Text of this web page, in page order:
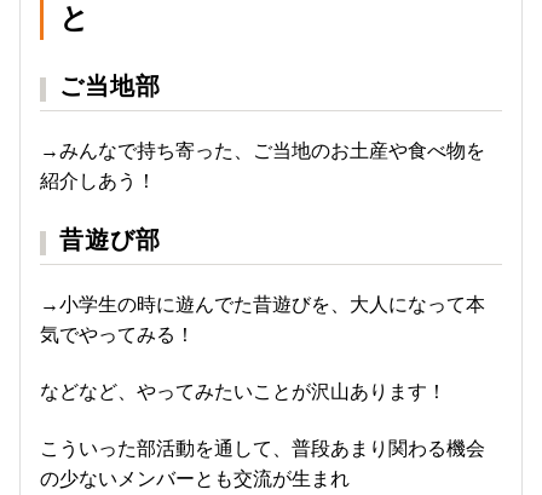
と
ご当地部
→みんなで持ち寄った、ご当地のお土産や食べ物を
紹介しあう！
昔遊び部
→小学生の時に遊んでた昔遊びを、大人になって本
気でやってみる！
などなど、やってみたいことが沢山あります！
こういった部活動を通して、普段あまり関わる機会
の少ないメンバーとも交流が生まれ